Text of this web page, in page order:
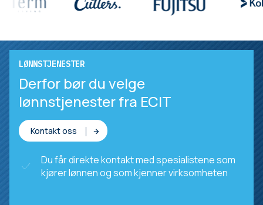
LØNNSTJENESTER
Derfor bør du velge
lønnstjenester fra ECIT
Kontakt oss
Du får direkte kontakt med spesialistene som
kjører lønnen og som kjenner virksomheten